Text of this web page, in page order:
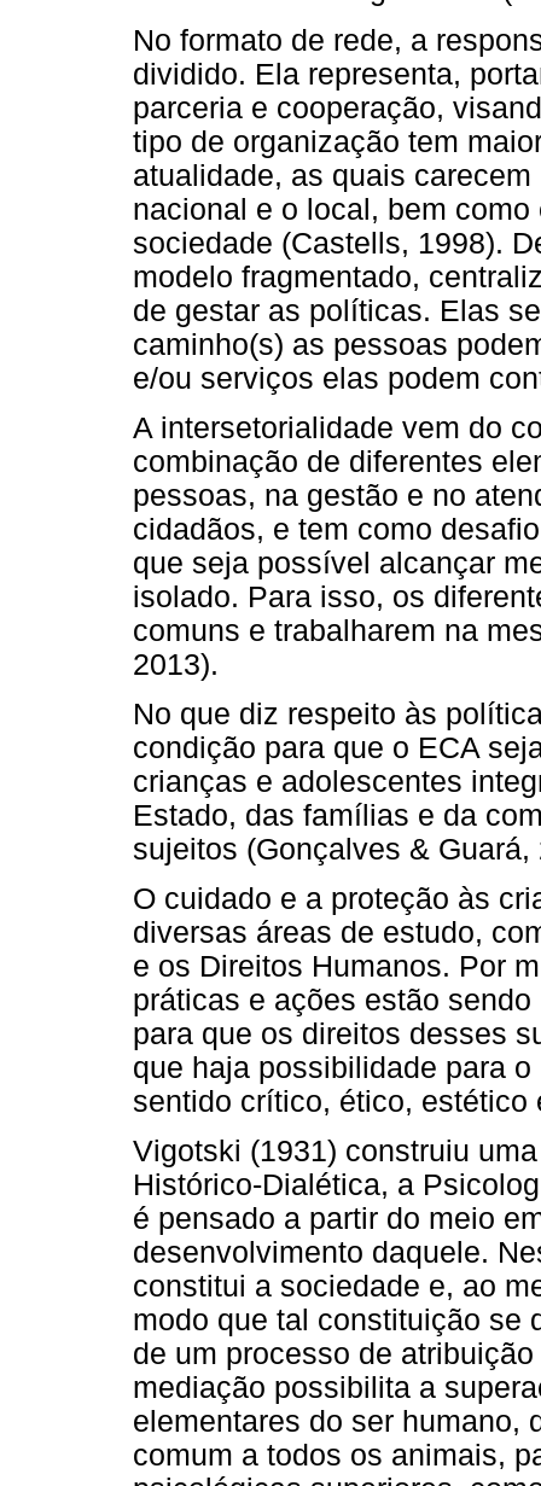
No formato de rede, a
dividido. Ela representa,
parceria e cooperação,
tipo de organização tem
atualidade, as quais
nacional e o local, bem
sociedade (Castells, 1998).
modelo fragmentado,
de gestar as políticas. Elas
caminho(s) as pessoas
e/ou serviços elas podem
A intersetorialidade vem do
combinação de diferentes
pessoas, na gestão e no
cidadãos, e tem como
que seja possível alcançar
isolado. Para isso, os
comuns e trabalharem na
2013).
No que diz respeito às
condição para que o ECA
crianças e adolescentes
Estado, das famílias e da
sujeitos (Gonçalves & Guará,
O cuidado e a proteção às
diversas áreas de estudo,
e os Direitos Humanos. Por
práticas e ações estão
para que os direitos desses
que haja possibilidade para
sentido crítico, ético, estético
Vigotski (1931) construiu
Histórico-Dialética, a
é pensado a partir do meio
desenvolvimento daquele.
constitui a sociedade e, ao
modo que tal constituição se
de um processo de
mediação possibilita a
elementares do ser humano,
comum a todos os animais,